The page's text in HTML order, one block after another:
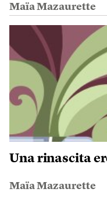
Maïa Mazaurette
Una rinascita
Maïa Mazaurette